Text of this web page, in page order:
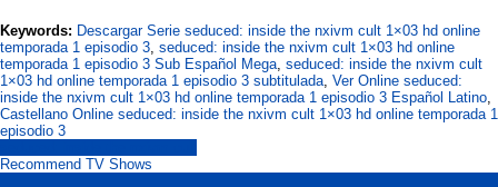
Keywords: Descargar Serie seduced: inside the nxivm cult 1×03 hd online
temporada 1 episodio 3 seduced: inside the nxivm cult 1×03 hd online
temporada 1 episodio 3 Sub Español Mega seduced: inside the nxivm cult
1×03 hd online temporada 1 episodio 3 subtitulada Ver Online seduced:
inside the nxivm cult 1×03 hd online temporada 1 episodio 3 Español Latino
Castellano Online seduced: inside the nxivm cult 1×03 hd online temporada 1
episodio 3
Recommend TV Shows